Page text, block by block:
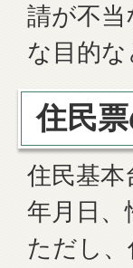
請が不
な目的
住民
住民基
年月日
ただし